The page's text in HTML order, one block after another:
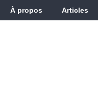
À propos Articles